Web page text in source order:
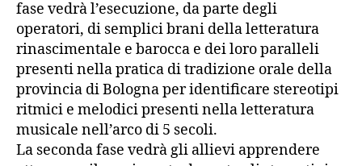
fase vedrà l’esecuzione, da parte degli
operatori, di semplici brani della letteratura
rinascimentale e barocca e dei loro paralleli
presenti nella pratica di tradizione orale della
provincia di Bologna per identificare stereotipi
ritmici e melodici presenti nella letteratura
musicale nell’arco di 5 secoli.
La seconda fase vedrà gli allievi apprendere